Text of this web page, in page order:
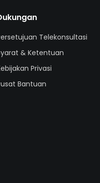
Telekonsultasi
& Ketentuan
Privasi
Bantuan